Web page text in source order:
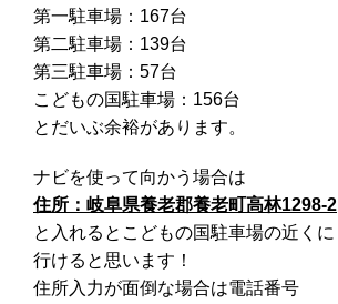
第一駐車場：167台
第二駐車場：139台
第三駐車場：57台
こどもの国駐車場：156台
とだいぶ余裕があります。
ナビを使って向かう場合は
住所：岐阜県養老郡養老町高林1298-2
と入れるとこどもの国駐車場の近くに
行けると思います！
住所入力が面倒な場合は電話番号